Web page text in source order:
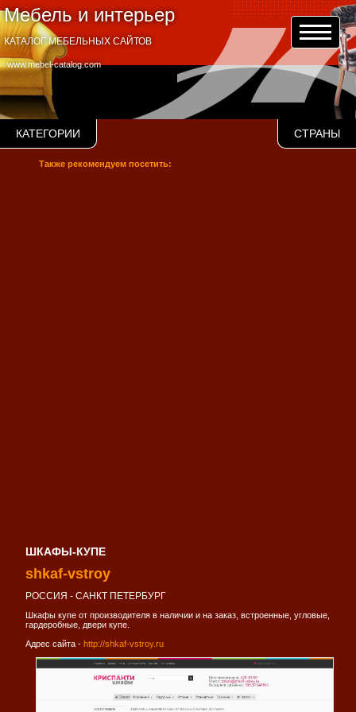
Мебель и интерьер
www.mebel-catalog.com
КАТАЛОГ МЕБЕЛЬНЫХ САЙТОВ
КАТЕГОРИИ СТРАНЫ
Также рекомендуем посетить:
ШКАФЫ-КУПЕ
shkaf-vstroy
РОССИЯ - САНКТ ПЕТЕРБУРГ
Шкафы купе от производителя в наличии и на заказ, встроенные, угловые,
гардеробные, двери купе.
Адрес сайта - http://shkaf-vstroy.ru